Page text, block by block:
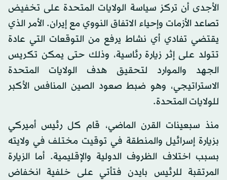
الأجدى أن تركز سياسة الولايات المتحدة على تخفيض
تصاعد الأزمات وإحياء الاتفاق النووي مع إيران. الأمر الذي
يقتضي تفادي أي نشاط يرفع من التوقعات التي عادة
تتولد على إثر زيارة رئاسية، وذلك حتى يمكن تكريس
الجهد والموارد لتحقيق هدف الولايات المتحدة
الاستراتيجي، وهو ضبط صعود الصين المنافس الأكبر
للولايات المتحدة.
منذ سبعينات القرن الماضي، قام كل رئيس أميركي
بزيارة إسرائيل والمنطقة في توقيت مختلف في ولايته
بسبب اختلاف الظروف الدولية والإقليمية. أما الزيارة
المرتقبة للرئيس بايدن فتأتي على خلفية انخفاض